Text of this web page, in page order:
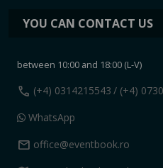
YOU CAN CONTACT US
between 10:00 and 18:00 (L-V)
call (+4) 0314215543 / (+4)
WhatsApp
mail office@eventbook.ro